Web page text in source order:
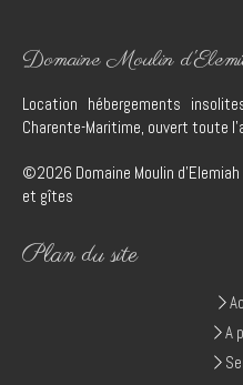
Domaine Moulin
Location hébergements
Charente-Maritime, ouvert toute
©2026 Domaine Moulin
et gîtes
Plan du site
A